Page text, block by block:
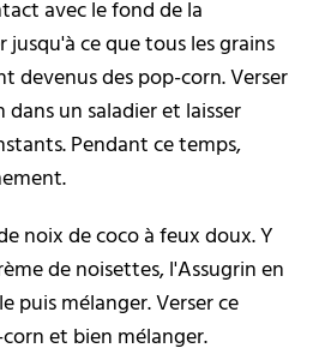
avec le fond de la
jusqu'à ce que tous les grains
devenus des pop-corn. Verser
un saladier et laisser
Pendant ce temps,
noix de coco à feux doux. Y
de noisettes, l'Assugrin en
puis mélanger. Verser ce
et bien mélanger.